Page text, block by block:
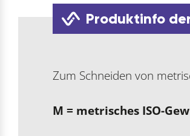
Produktinfo
Zum Schneiden von
M = metrisches ISO-